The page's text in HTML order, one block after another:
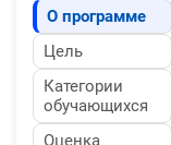
О программе
Цель
Категории
обучающихся
Оценка